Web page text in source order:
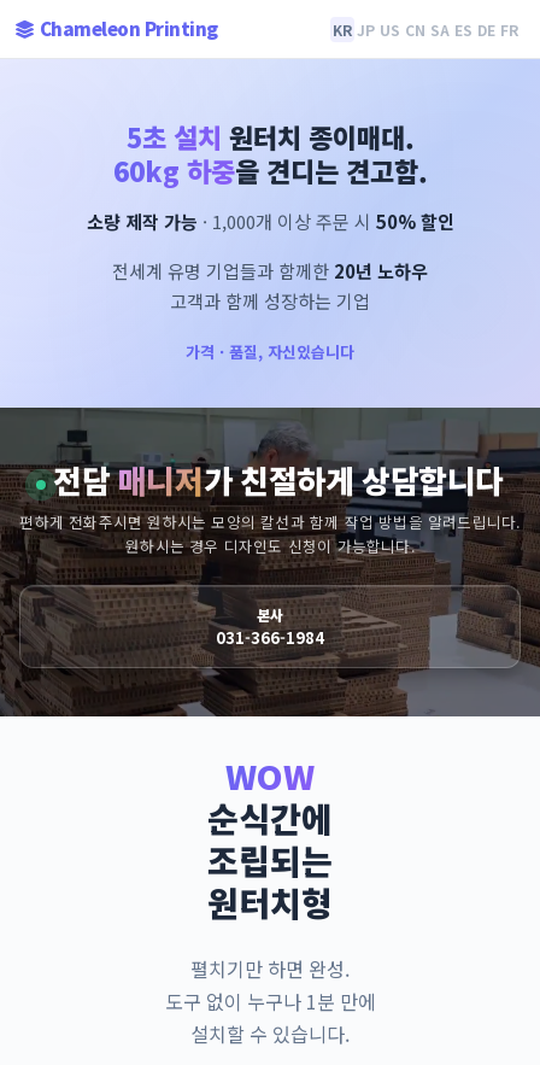
Chameleon Printing KR JP US CN SA ES DE FR
5초 설치 원터치 종이매대.
60kg 하중을 견디는 견고함.
소량 제작 가능 · 1,000개 이상 주문 시 50% 할인
전세계 유명 기업들과 함께한 20년 노하우
고객과 함께 성장하는 기업
가격 · 품질, 자신있습니다
전담매니저가 친절하게 상담합니다
편하게 전화주시면 원하시는 모양의 칼선과 함께 작업 방법을 알려드립니다.
원하시는 경우 디자인도 신청이 가능합니다.
본사
031-366-1984
WOW
순식간에
조립되는
원터치형
펼치기만 하면 완성.
도구 없이 누구나 1분 만에
설치할 수 있습니다.